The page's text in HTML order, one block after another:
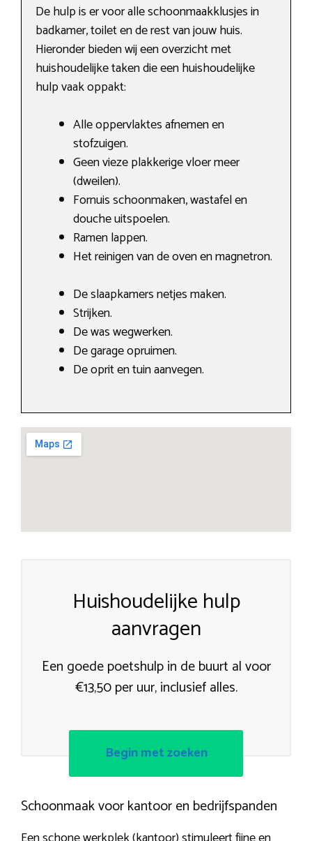
De hulp is er voor alle schoonmaakklusjes in
badkamer, toilet en de rest van jouw huis.
Hieronder bieden wij een overzicht met
huishoudelijke taken die een huishoudelijke
hulp vaak oppakt:
Alle oppervlaktes afnemen en
stofzuigen.
Geen vieze plakkerige vloer meer
(dweilen).
Fornuis schoonmaken, wastafel en
douche uitspoelen.
Ramen lappen.
Het reinigen van de oven en magnetron.
De slaapkamers netjes maken.
Strijken.
De was wegwerken.
De garage opruimen.
De oprit en tuin aanvegen.
Huishoudelijke hulp
aanvragen
Een goede poetshulp in de buurt al voor
€13,50 per uur, inclusief alles.
Begin met zoeken
Schoonmaak voor kantoor en bedrijfspanden